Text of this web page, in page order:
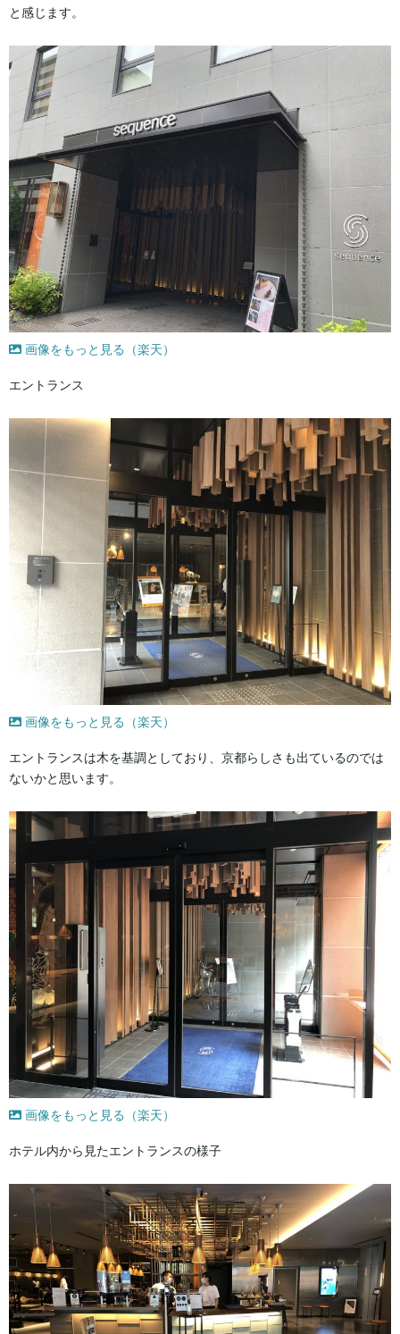
と感じます。
画像をもっと見る（楽天）
エントランス
画像をもっと見る（楽天）
エントランスは木を基調としており、京都らしさも出ているのでは
ないかと思います。
画像をもっと見る（楽天）
ホテル内から見たエントランスの様子